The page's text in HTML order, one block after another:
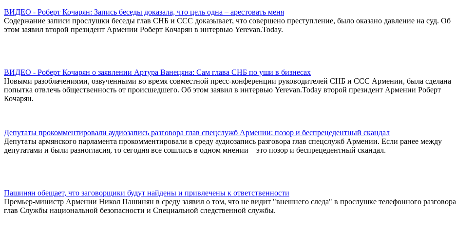
ВИДЕО - Роберт Кочарян: Запись беседы доказала, что цель одна – арестовать меня
Содержание записи прослушки беседы глав СНБ и ССС доказывает, что совершено преступление, было оказано давление на суд. Об
этом заявил второй президент Армении Роберт Кочарян в интервью Yerevan.Today.
ВИДЕО - Роберт Кочарян о заявлении Артура Ванецяна: Сам глава СНБ по уши в бизнесах
Новыми разоблачениями, озвученными во время совместной пресс-конференции руководителей СНБ и ССС Армении, была сделана
попытка отвлечь общественность от происшедшего. Об этом заявил в интервью Yerevan.Today второй президент Армении Роберт
Кочарян.
Депутаты прокомментировали аудиозапись разговора глав спецслужб Армении: позор и беспрецедентный скандал
Депутаты армянского парламента прокомментировали в среду аудиозапись разговора глав спецслужб Армении. Если ранее между
депутатами и были разногласия, то сегодня все сошлись в одном мнении – это позор и беспрецедентный скандал.
Пашинян обещает, что заговорщики будут найдены и привлечены к ответственности
Премьер-министр Армении Никол Пашинян в среду заявил о том, что не видит "внешнего следа" в прослушке телефонного разговора
глав Службы национальной безопасности и Специальной следственной службы.